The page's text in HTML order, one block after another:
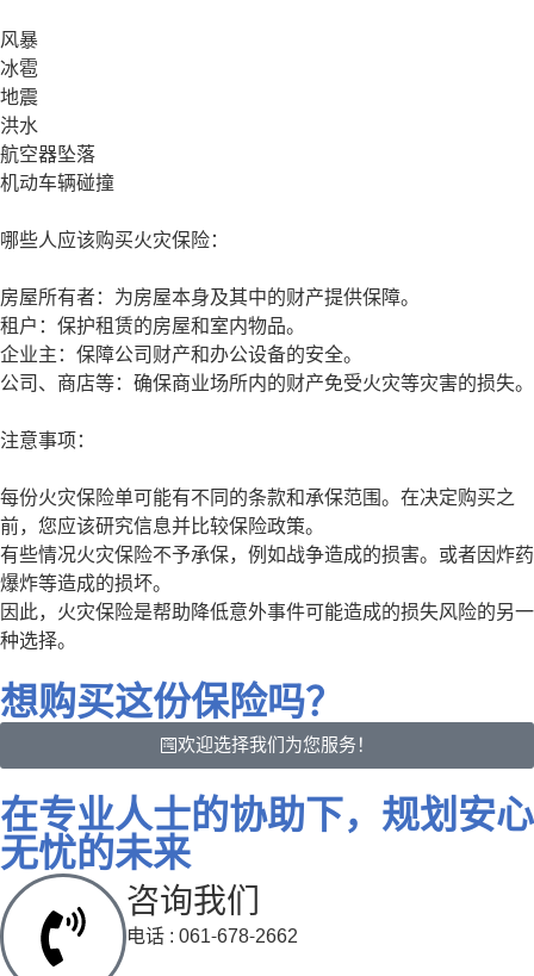
风暴
冰雹
地震
洪水
航空器坠落
机动车辆碰撞
哪些人应该购买火灾保险：
房屋所有者：为房屋本身及其中的财产提供保障。
租户：保护租赁的房屋和室内物品。
企业主：保障公司财产和办公设备的安全。
公司、商店等：确保商业场所内的财产免受火灾等灾害的损失。
注意事项：
每份火灾保险单可能有不同的条款和承保范围。在决定购买之
前，您应该研究信息并比较保险政策。
有些情况火灾保险不予承保，例如战争造成的损害。或者因炸药
爆炸等造成的损坏。
因此，火灾保险是帮助降低意外事件可能造成的损失风险的另一
种选择。
想购买这份保险吗？
欢迎选择我们为您服务！
在专业人士的协助下，规划安心
无忧的未来
咨询我们
电话 : 061-678-2662